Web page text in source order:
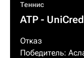
Теннис
ATP -
Отказ
Победитель: